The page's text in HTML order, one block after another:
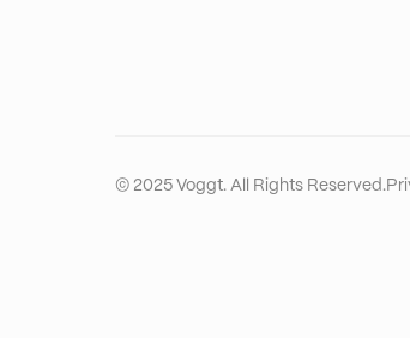
© 2025 Voggt. All Rights Reserved.